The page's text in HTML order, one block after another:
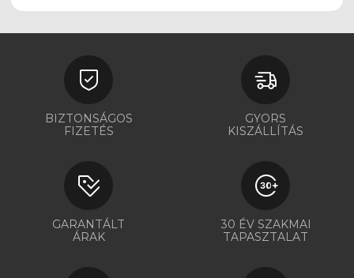
BIZTONSÁGOS
FIZETÉS
GYORS
KISZÁLLÍTÁS
GARANTÁLT
ÁRAK
30 ÉV SZAKMAI
TAPASZTALAT